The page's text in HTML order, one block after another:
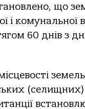
що
і комунaльної
60 днів з